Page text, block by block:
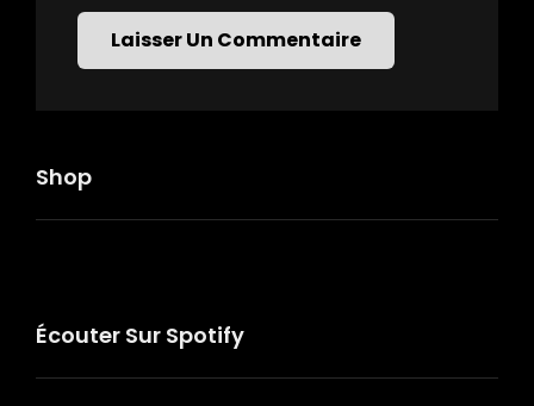
Shop
Écouter Sur Spotify